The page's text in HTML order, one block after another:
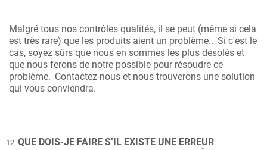
Malgré tous nos contrôles qualités, il se peut (même si cela
est très rare) que les produits aient un problème.. Si c'est le
cas, soyez sûrs que nous en sommes les plus désolés et
que nous ferons de notre possible pour résoudre ce
problème. Contactez-nous et nous trouverons une solution
qui vous conviendra.
QUE DOIS-JE FAIRE S’IL EXISTE UNE ERREUR